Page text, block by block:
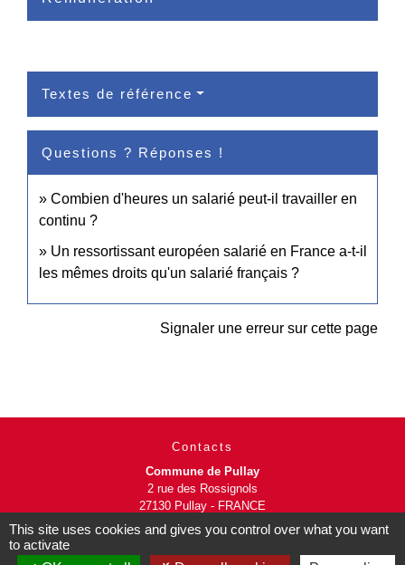
Textes de référence
Questions ? Réponses !
Combien d'heures un salarié peut-il travailler en
continu ?
Un ressortissant européen salarié en France a-t-il
les mêmes droits qu'un salarié français ?
Signaler une erreur sur cette page
Contacts
Commune de Pullay
2 rue des Rossignols
27130 Pullay - FRANCE
+33 2 32 32 18 58
Site internet :
This site uses cookies and gives you control over what you want
to activate